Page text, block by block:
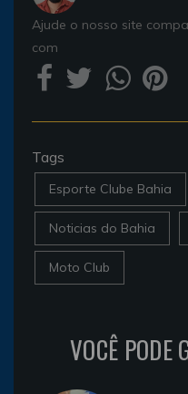
Ajude o nosso site
com
Tags
Esporte Clube Bahia
Noticias do Bahia
Moto Club
VOCÊ PODE